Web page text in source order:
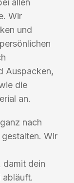
allen
Wir
und
Auspacken,
die
an.
nach
Wir
damit dein
abläuft.